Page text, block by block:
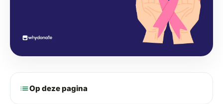
listOp deze pagina